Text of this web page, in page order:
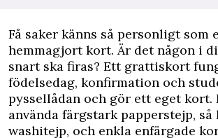
Få saker känns så personligt som
hemmagjort kort. Är det någon i
snart ska firas? Ett grattiskort
födelsedag, konfirmation och
pyssellådan och gör ett eget kort.
använda färgstark papperstejp, så
washitejp, och enkla enfärgade